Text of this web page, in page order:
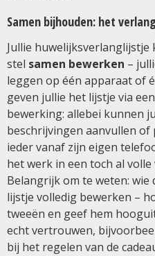
Samen bijhouden: het
Jullie
stel samen bewerken –
leggen op één apparaat of
geven jullie het lijstje via
bewerking: allebei kunnen
beschrijvingen aanvullen
ieder vanaf zijn eigen
het werk in een toch al
Belangrijk om te weten:
lijstje volledig bewerken –
tweeën en geef hem
echt vertrouwen,
bij het regelen van de